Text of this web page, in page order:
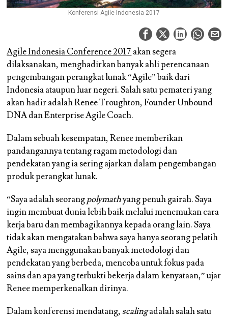
Konferensi Agile Indonesia 2017
Agile Indonesia Conference 2017akan segera
dilaksanakan, menghadirkan banyak ahli perencanaan
pengembangan perangkat lunak “Agile” baik dari
Indonesia ataupun luar negeri. Salah satu pemateri yang
akan hadir adalah Renee Troughton, Founder Unbound
DNA dan Enterprise Agile Coach.
Dalam sebuah kesempatan, Renee memberikan
pandangannya tentang ragam metodologi dan
pendekatan yang ia sering ajarkan dalam pengembangan
produk perangkat lunak.
“Saya adalah seorangpolymathyang penuh gairah. Saya
ingin membuat dunia lebih baik melalui menemukan cara
kerja baru dan membagikannya kepada orang lain. Saya
tidak akan mengatakan bahwa saya hanya seorang pelatih
Agile, saya menggunakan banyak metodologi dan
pendekatan yang berbeda, mencoba untuk fokus pada
sains dan apa yang terbukti bekerja dalam kenyataan,” ujar
Renee memperkenalkan dirinya.
Dalam konferensi mendatang, scalingadalah salah satu